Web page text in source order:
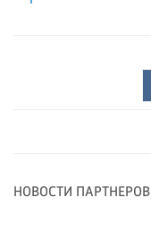
НОВОСТИ ПАРТНЕРОВ